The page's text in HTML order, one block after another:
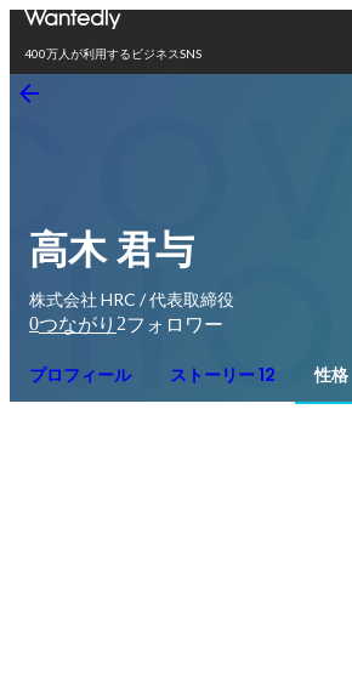
400万人が利用するビジネスSNS
高木 君与
株式会社 HRC / 代表取締役
0つながり 2フォロワー
プロフィール ストーリー 12 性格